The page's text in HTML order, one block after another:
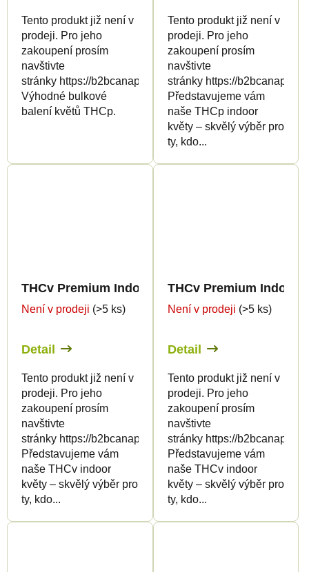
Tento produkt již není v
prodeji. Pro jeho
zakoupení prosím
navštivte
stránky https://b2bcanapuff.com/
Výhodné bulkové
balení květů THCp.
Tento produkt již není v
prodeji. Pro jeho
zakoupení prosím
navštivte
stránky https://
Představujeme vám
naše THCp indoor
květy – skvělý výběr pro
ty, kdo...
THCv Premium Indoor Edition 5%
Není v prodeji (>5 ks)
Detail
Tento produkt již není v
prodeji. Pro jeho
zakoupení prosím
navštivte
stránky https://b2bcanapuff.com/
Představujeme vám
naše THCv indoor
květy – skvělý výběr pro
ty, kdo...
THCv Premium Indoor
Není v prodeji (>5 ks)
Detail
Tento produkt již není v
prodeji. Pro jeho
zakoupení prosím
navštivte
stránky https://
Představujeme vám
naše THCv indoor
květy – skvělý výběr pro
ty, kdo...